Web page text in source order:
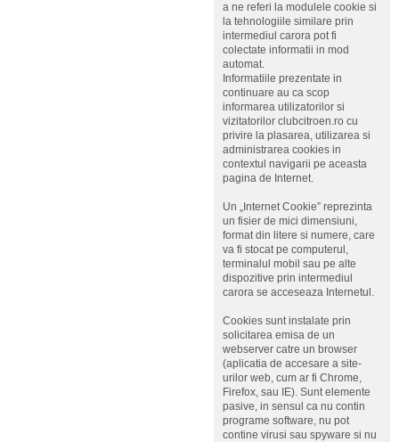
a ne referi la modulele cookie si
la tehnologiile similare prin
intermediul carora pot fi
colectate informatii in mod
automat.
Informatiile prezentate in
continuare au ca scop
informarea utilizatorilor si
vizitatorilor clubcitroen.ro cu
privire la plasarea, utilizarea si
administrarea cookies in
contextul navigarii pe aceasta
pagina de Internet.
Un „Internet Cookie” reprezinta
un fisier de mici dimensiuni,
format din litere si numere, care
va fi stocat pe computerul,
terminalul mobil sau pe alte
dispozitive prin intermediul
carora se acceseaza Internetul.
Cookies sunt instalate prin
solicitarea emisa de un
webserver catre un browser
(aplicatia de accesare a site-
urilor web, cum ar fi Chrome,
Firefox, sau IE). Sunt elemente
pasive, in sensul ca nu contin
programe software, nu pot
contine virusi sau spyware si nu